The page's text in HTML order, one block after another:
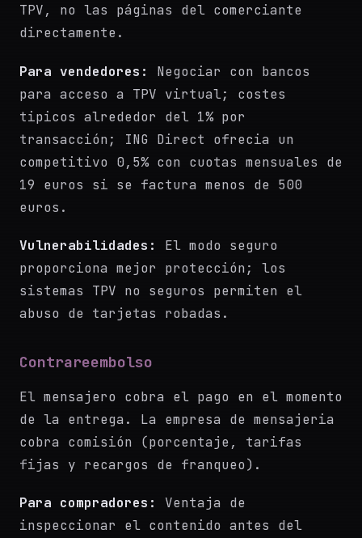
TPV, no las páginas del comerciante
directamente.
Para vendedores:
Negociar con bancos
para acceso a TPV virtual; costes
tipicos alrededor del 1% por
transacción; ING Direct ofrecia un
competitivo 0,5% con cuotas mensuales de
19 euros si se factura menos de 500
euros.
Vulnerabilidades:
El modo seguro
proporciona mejor protección; los
sistemas TPV no seguros permiten el
abuso de tarjetas robadas.
Contrareembolso
El mensajero cobra el pago en el momento
de la entrega. La empresa de mensajeria
cobra comisión (porcentaje, tarifas
fijas y recargos de franqueo).
Para compradores:
Ventaja de
inspeccionar el contenido antes del